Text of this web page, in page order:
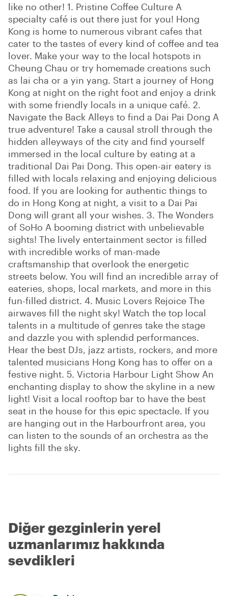
like no other! 1. Pristine Coffee Culture A
specialty café is out there just for you! Hong
Kong is home to numerous vibrant cafes that
cater to the tastes of every kind of coffee and tea
lover. Make your way to the local hotspots in
Cheung Chau or try homemade creations such
as lai cha or a yin yang. Start a journey of Hong
Kong at night on the right foot and enjoy a drink
with some friendly locals in a unique café. 2.
Navigate the Back Alleys to find a Dai Pai Dong A
true adventure! Take a causal stroll through the
hidden alleyways of the city and find yourself
immersed in the local culture by eating at a
traditional Dai Pai Dong. This open-air eatery is
filled with locals relaxing and enjoying delicious
food. If you are looking for authentic things to
do in Hong Kong at night, a visit to a Dai Pai
Dong will grant all your wishes. 3. The Wonders
of SoHo A booming district with unbelievable
sights! The lively entertainment sector is filled
with incredible works of man-made
craftsmanship that overlook the energetic
streets below. You will find an incredible array of
eateries, shops, local markets, and more in this
fun-filled district. 4. Music Lovers Rejoice The
airwaves fill the night sky! Watch the top local
talents in a multitude of genres take the stage
and dazzle you with splendid performances.
Hear the best DJs, jazz artists, rockers, and more
talented musicians Hong Kong has to offer on a
festive night. 5. Victoria Harbour Light Show An
enchanting display to show the skyline in a new
light! Visit a local rooftop bar to have the best
seat in the house for this epic spectacle. If you
are hanging out in the Harbourfront area, you
can listen to the sounds of an orchestra as the
lights fill the sky.
Diğer gezginlerin yerel
uzmanlarımız hakkında
sevdikleri